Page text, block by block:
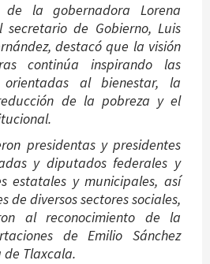
de la gobernadora Lorena
secretario de Gobierno, Luis
destacó que la visión
continúa inspirando las
al bienestar, la
de la pobreza y el
presidentas y presidentes
y diputados federales y
estatales y municipales, así
de diversos sectores sociales,
al reconocimiento de la
de Emilio Sánchez
Tlaxcala.